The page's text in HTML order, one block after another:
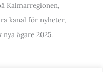
Kalmarregionen,
kanal för nyheter,
ägare 2025.